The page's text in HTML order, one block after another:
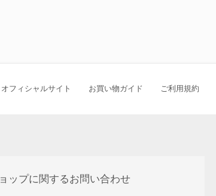
オフィシャルサイト お買い物ガイド ご利用規約
ップに関するお問い合わせ